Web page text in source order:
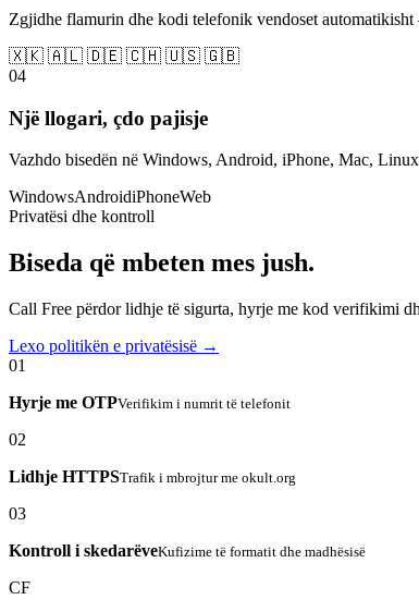
Zgjidhe flamurin dhe kodi telefonik vendoset
🇽🇰 🇦🇱 🇩🇪 🇨🇭 🇺🇸 🇬🇧
04
Një llogari, çdo pajisje
Vazhdo bisedën në Windows, Android, iPhone, Mac,
WindowsAndroidiPhoneWeb
Privatësi dhe kontroll
Biseda që mbeten mes jush.
Call Free përdor lidhje të sigurta, hyrje me kod verifikimi
Lexo politikën e privatësisë →
01
Hyrje me OTPVerifikim i numrit të telefonit
02
Lidhje HTTPSTrafik i mbrojtur me okult.org
03
Kontroll i skedarëveKufizime të formatit dhe madhësisë
CF